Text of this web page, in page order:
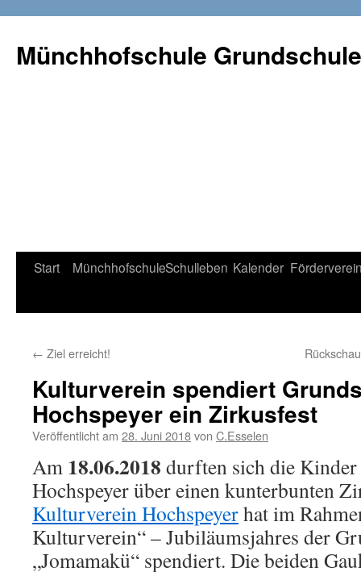
Münchhofschule
Weiter
Start MünchhofschuleSchulleben Kalender
← Ziel erreicht!
Kulturverein spendiert
Hochspeyer ein Zirkusfest
Veröffentlicht am 28. Juni 2018von C.Esselen
Am 18.06.2018 durften sich die
Hochspeyer über einen kunterbunten
Kulturverein Hochspeyerhat im
Kulturverein“ – Jubiläumsjahres der
„Jomamakü“ spendiert. Die beiden